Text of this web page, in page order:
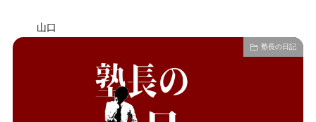
山口
塾長の日記